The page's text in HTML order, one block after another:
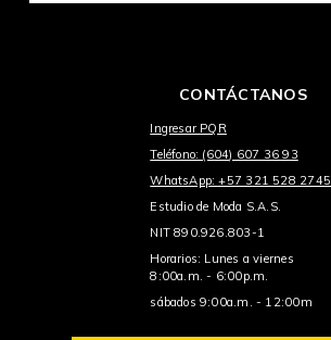
CONTÁCTANOS
Ingresar PQR
Teléfono: (604) 607 36 93
WhatsApp: +57 321 528 2745
Estudio de Moda S.A.S.
NIT 890.926.803-1
Horarios: Lunes a viernes
8:00a.m. - 6:00p.m.
sábados 9:00a.m. - 12:00m